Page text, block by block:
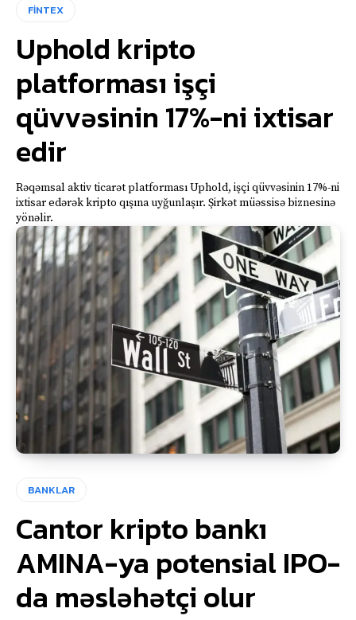
FİNTEX
Uphold kripto
platforması işçi
qüvvəsinin 17%-ni ixtisar
edir
Rəqəmsal aktiv ticarət platforması Uphold, işçi qüvvəsinin 17%-ni
ixtisar edərək kripto qışına uyğunlaşır. Şirkət müəssisə biznesinə
yönəlir.
BANKLAR
Cantor kripto bankı
AMINA-ya potensial IPO-
da məsləhətçi olur